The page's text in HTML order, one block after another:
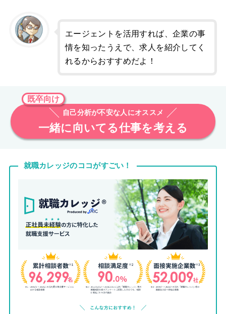
エージェントを活用すれば、企業の事
情を知ったうえで、求人を紹介してく
れるからおすすめだよ！
既卒向け
自己分析が不安な人にオススメ
一緒に向いてる仕事を考える
就職カレッジのココがすごい！